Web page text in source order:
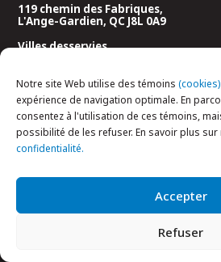
Notre site Web utilise des témoins (cookies)
expérience de navigation optimale. En
consentez à l'utilisation de ces témoins,
possibilité de les refuser. En savoir plus sur
confidentialité.
Accepter
Refuser
119 chemin des Fabriques,
L'Ange-Gardien, QC J8L 0A9
Villes desservies
© 2026 Metalink. Tous droits réservés. Web
—Politique de